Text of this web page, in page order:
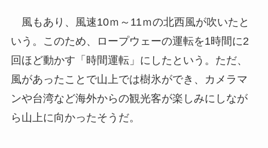
風もあり、風速10ｍ～11ｍの北西風が吹いたと
いう。このため、ロープウェーの運転を1時間に2
回ほど動かす「時間運転」にしたという。ただ、
風があったことで山上では樹氷ができ、カメラマ
ンや台湾など海外からの観光客が楽しみにしなが
ら山上に向かったそうだ。